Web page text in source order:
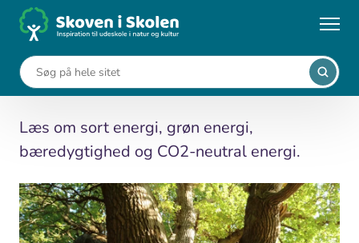
... Leksikon Træ som energikilde
Træ som energikilde
Læs om sort energi, grøn energi,
bæredygtighed og CO2-neutral energi.